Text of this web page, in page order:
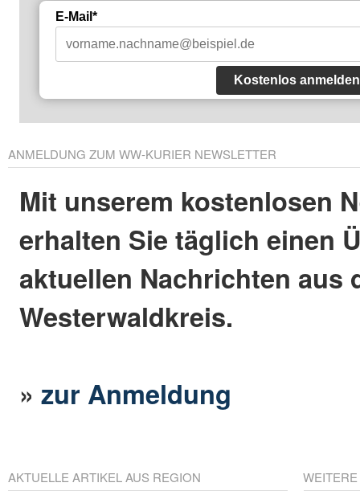
E-Mail*
Kostenlos anmelden
ANMELDUNG ZUM WW-KURIER NEWSLETTER
Mit unserem kostenlosen
erhalten Sie täglich einen
aktuellen Nachrichten aus
Westerwaldkreis.
»zur Anmeldung
AKTUELLE ARTIKEL AUS REGION